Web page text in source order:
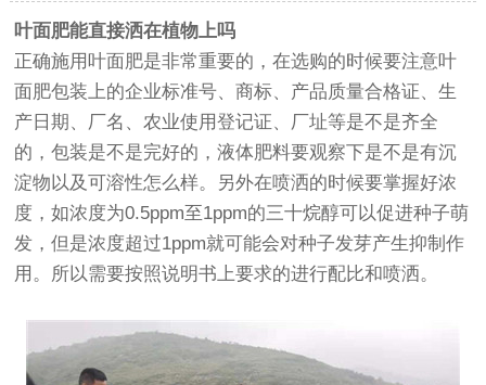
叶面肥能直接洒在植物上吗
正确施用叶面肥是非常重要的，在选购的时候要注意叶
面肥包装上的企业标准号、商标、产品质量合格证、生
产日期、厂名、农业使用登记证、厂址等是不是齐全
的，包装是不是完好的，液体肥料要观察下是不是有沉
淀物以及可溶性怎么样。另外在喷洒的时候要掌握好浓
度，如浓度为0.5ppm至1ppm的三十烷醇可以促进种子萌
发，但是浓度超过1ppm就可能会对种子发芽产生抑制作
用。所以需要按照说明书上要求的进行配比和喷洒。